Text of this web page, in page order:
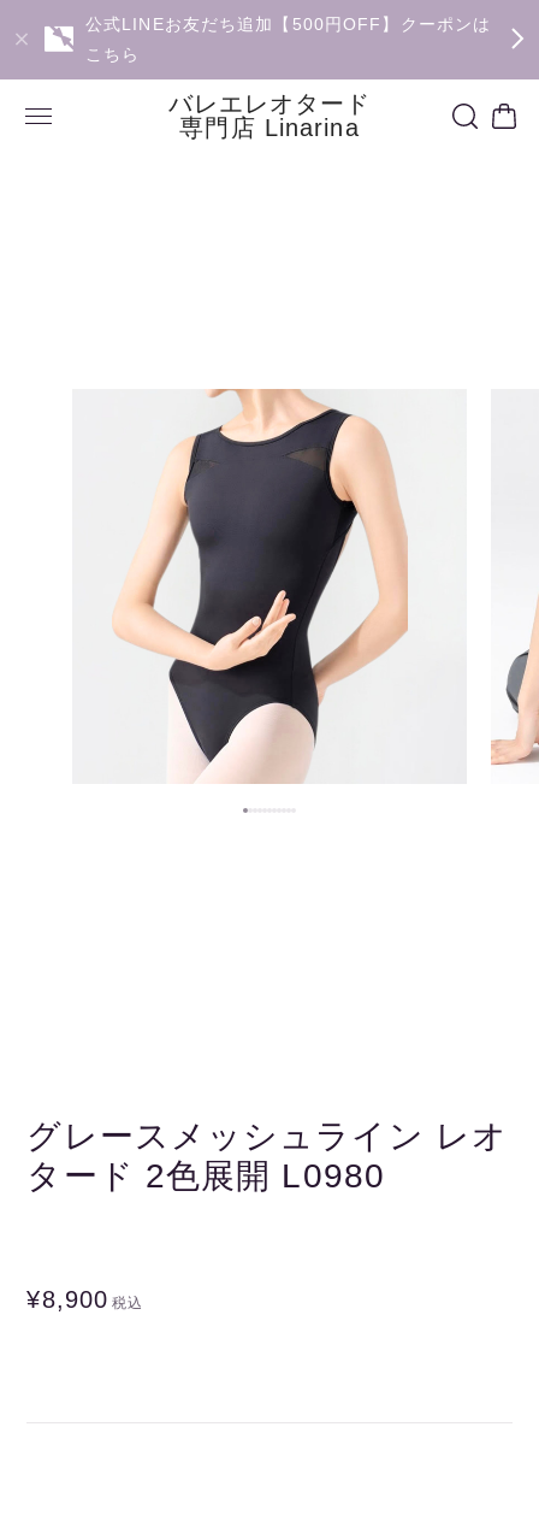
公式LINEお友だち追加【500円OFF】クーポンは
こちら
バレエレオタード
専門店 Linarina
グレースメッシュライン レオ
タード 2色展開 L0980
¥8,900 税込